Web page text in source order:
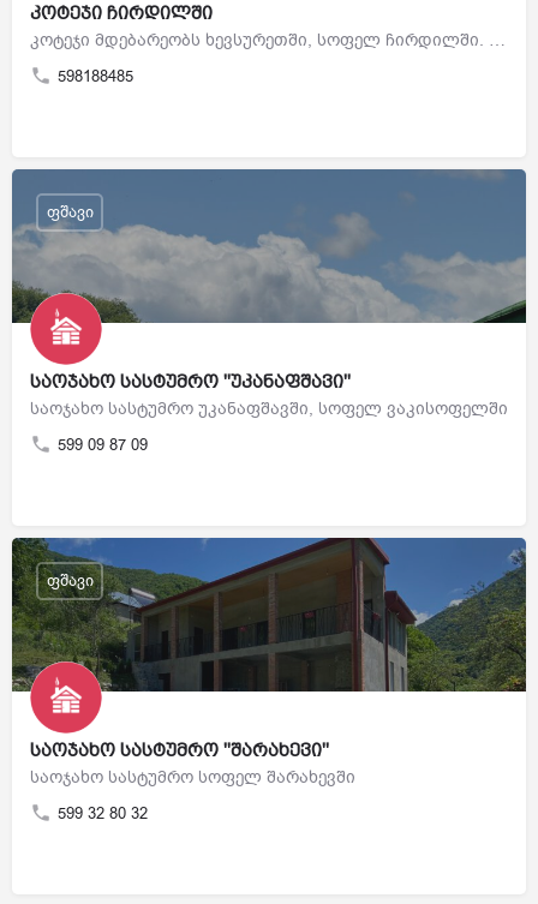
კოტეჯი ჩირდილში
კოტეჯი მდებარეობს ხევსურეთში, სოფელ ჩირდილში. არის ორი დამოუკიდებელი კოტეჯი, 4 და 2 ადგილიანი.
598188485
საოჯახო სასტუმრო "უკანაფშავი"
საოჯახო სასტუმრო უკანაფშავში, სოფელ ვაკისოფელში
599 09 87 09
ფშავი
საოჯახო სასტუმრო "შარახევი"
საოჯახო სასტუმრო სოფელ შარახევში
599 32 80 32
ფშავი